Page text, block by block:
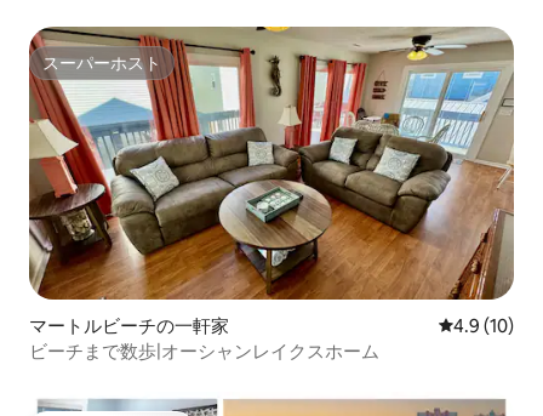
スーパーホスト
スーパーホスト
マートルビーチの一軒家 レビュー10
4.9 (10)
ビーチまで数歩|オーシャンレイクスホーム